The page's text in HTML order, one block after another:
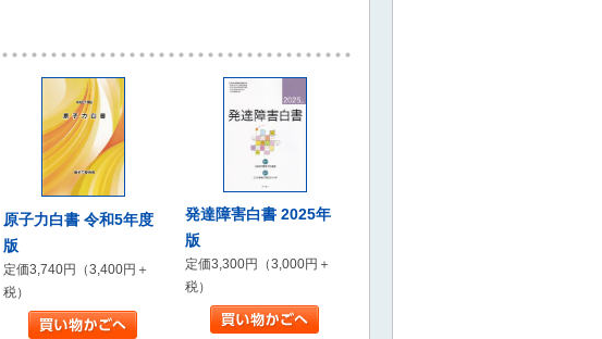
原子力白書 令和5年度
版
定価3,740円（3,400円＋
税）
発達障害白書 2025年
版
定価3,300円（3,000円＋
税）